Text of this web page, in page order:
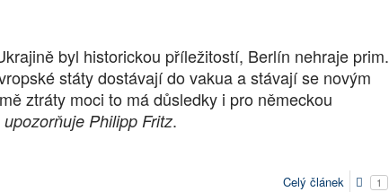
byl historickou příležitostí, Berlín nehraje prim.
státy dostávají do vakua a stávají se novým
ztráty moci to má důsledky i pro německou
upozorňuje Philipp Fritz.
Celý článek 1